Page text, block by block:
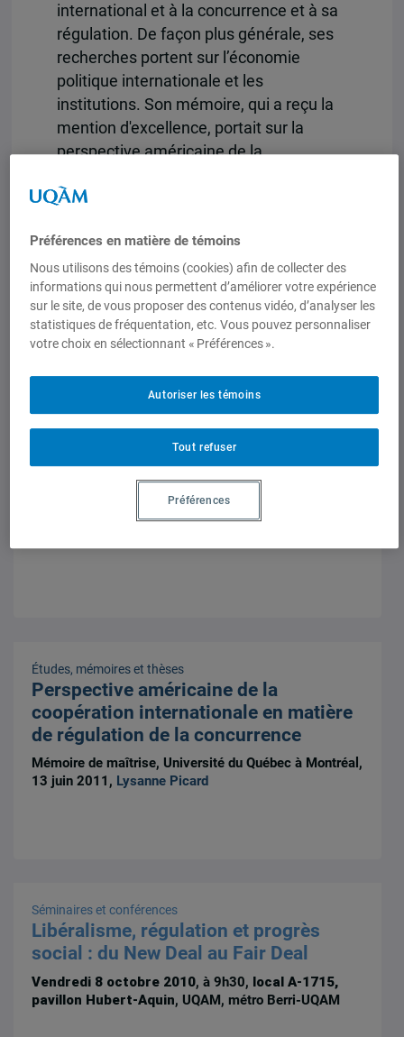
international et à la concurrence et à sa
régulation. De façon plus générale, ses
recherches portent sur l’économie
politique internationale et les
institutions. Son mémoire, qui a reçu la
mention d'excellence, portait sur la
perspective américaine de la
de régulation de la concurrence.
picard.lysanne.ie@gmail.com
Publications et activités
Études, mémoires et thèses
Perspective américaine de la
coopération internationale en matière
de régulation de la concurrence
Mémoire de maîtrise, Université du Québec à Montréal,
Études, mémoires et thèses
Perspective américaine de la
coopération internationale en matière
de régulation de la concurrence
Mémoire de maîtrise, Université du Québec à Montréal,
13 juin 2011, Lysanne Picard
Séminaires et conférences
Libéralisme, régulation et progrès
social : du New Deal au Fair Deal
Vendredi 8 octobre 2010, à 9h30, local A-1715,
pavillon Hubert-Aquin, UQAM, métro Berri-UQAM
Préférences en matière de témoins
Nous utilisons des témoins (cookies) afin de collecter des
informations qui nous permettent d’améliorer votre expérience
sur le site, de vous proposer des contenus vidéo, d’analyser les
statistiques de fréquentation, etc. Vous pouvez personnaliser
votre choix en sélectionnant « Préférences ».
Tout refuser
Autoriser les témoins
Préférences